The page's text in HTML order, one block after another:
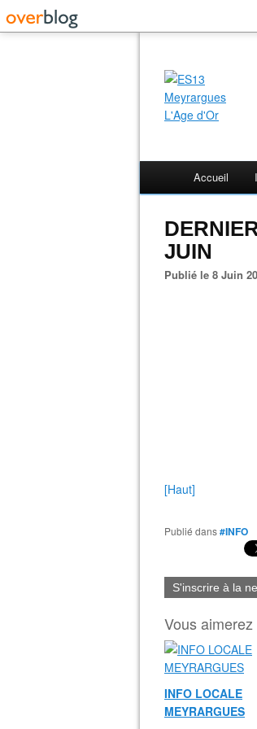
Accueil
JUIN
Publié le 8 Juin
[Haut]
Publié dans#INFO
S'inscrire à la
Vous
INFO LOCALE
MEYRARGUES